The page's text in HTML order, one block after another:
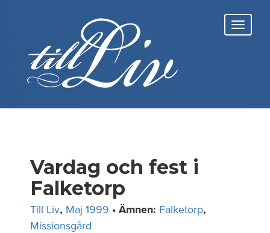
Vardag och fest i
Falketorp
Till Liv, Maj 1999 • Ämnen: Falketorp,
Missionsgård